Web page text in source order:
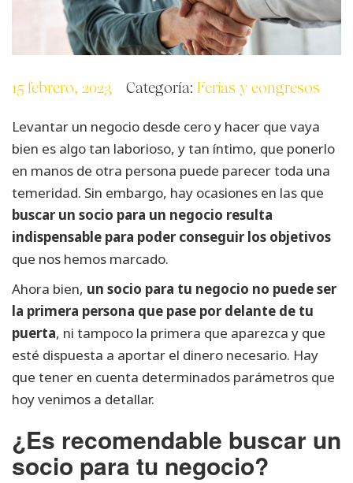
15 febrero, 2023 Categoría: Ferias y congresos
Levantar un negocio desde cero y hacer que vaya
bien es algo tan laborioso, y tan íntimo, que ponerlo
en manos de otra persona puede parecer toda una
temeridad. Sin embargo, hay ocasiones en las que
buscar un socio para un negocio resulta
indispensable para poder conseguir los objetivos
que nos hemos marcado.
Ahora bien, un socio para tu negocio no puede ser
la primera persona que pase por delante de tu
puerta, ni tampoco la primera que aparezca y que
esté dispuesta a aportar el dinero necesario. Hay
que tener en cuenta determinados parámetros que
hoy venimos a detallar.
¿Es recomendable buscar un
socio para tu negocio?